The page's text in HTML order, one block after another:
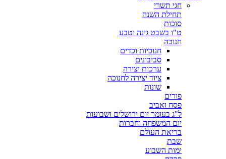
חגי תשרי
תחילת השנה
סוכות
ט"ו בשבט גינה וטבע
חנוכה
חנוכיות וכדים
סביבונים
ערכות יצירה
ציוד יצירה לחנוכה
שונות
פורים
פסח ואביב
ל"ג בעומר יום ירושלים ושבועות
יום המשפחה וחברות
בריאת העולם
שבת
ימות השבוע